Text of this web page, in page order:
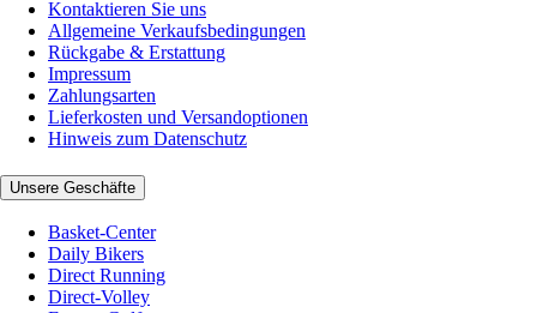
Kontaktieren Sie uns
Allgemeine Verkaufsbedingungen
Rückgabe & Erstattung
Impressum
Zahlungsarten
Lieferkosten und Versandoptionen
Hinweis zum Datenschutz
Unsere Geschäfte
Basket-Center
Daily Bikers
Direct Running
Direct-Volley